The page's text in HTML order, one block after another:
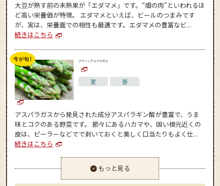
大豆が熟す前の未熟果が「エダマメ」です。“畑の肉”といわれるほ
ど高い栄養価が特徴。 エダマメといえば、ビールのつまみです
が、実は、栄養面での相性も最適です。エダマメの豊富なビ...
続きはこちら
グリーンアスパラガス
夏 春
アスパラガスから発見された成分アスパラギン酸が豊富で、うま
味とコクのある野菜です。 節々にあるハカマや、固い根元近くの
皮は、ピーラーなどでで剥いておくと美しく口当たりもよく仕...
続きはこちら
もっと見る